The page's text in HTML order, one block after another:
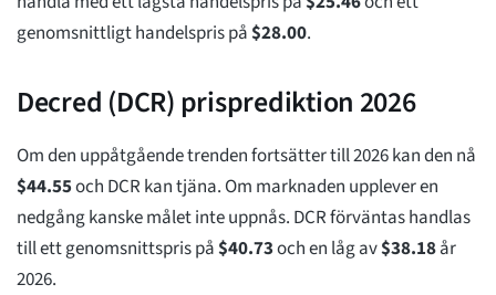
genomsnittligt handelspris på$28.00.
Decred (DCR) prisprediktion 2026
Om den uppåtgående trenden fortsätter till 2026 kan den nå
$44.55och DCR kan tjäna. Om marknaden upplever en
nedgång kanske målet inte uppnås. DCR förväntas handlas
till ett genomsnittspris på$40.73och en låg av$38.18år
2026.